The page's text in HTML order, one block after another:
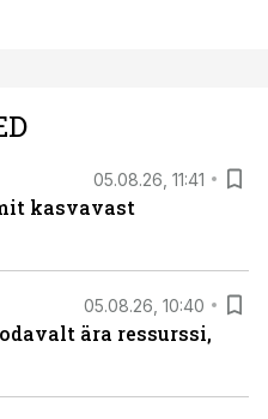
05.08.26, 11:41
kasvavast
05.08.26, 10:40
ära ressurssi,